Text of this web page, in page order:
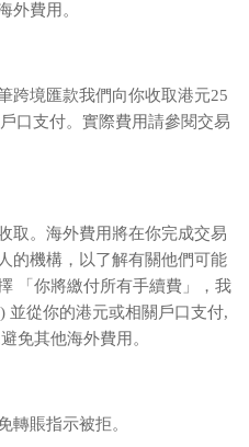
外費用。
跨境匯款我們向你收取港元25
口支付。實際費用請參閱交易
取。海外費用將在你完成交易
的機構，以了解有關他們可能
「你將繳付所有手續費」，我
並從你的港元或相關戶口支付,
免其他海外費用。
轉賬指示被拒。